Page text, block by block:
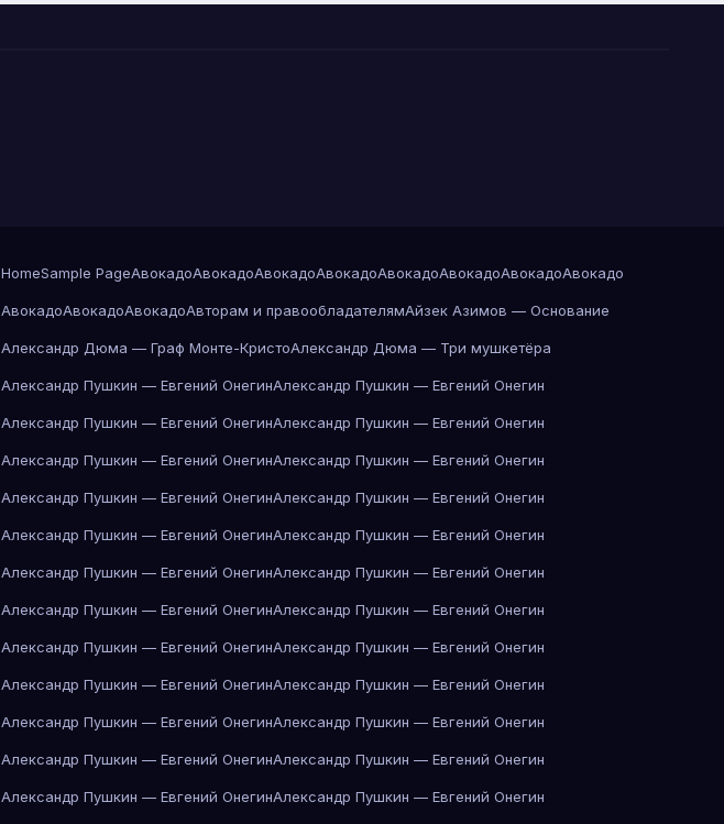
HomeSample PageАвокадоАвокадоАвокадоАвокадоАвокадоАвокадоАвокадоАвокадо
АвокадоАвокадоАвокадоАвторам и правообладателямАйзек Азимов — Основание
Александр Дюма — Граф Монте-КристоАлександр Дюма — Три мушкетёра
Александр Пушкин — Евгений ОнегинАлександр Пушкин — Евгений Онегин
Александр Пушкин — Евгений ОнегинАлександр Пушкин — Евгений Онегин
Александр Пушкин — Евгений ОнегинАлександр Пушкин — Евгений Онегин
Александр Пушкин — Евгений ОнегинАлександр Пушкин — Евгений Онегин
Александр Пушкин — Евгений ОнегинАлександр Пушкин — Евгений Онегин
Александр Пушкин — Евгений ОнегинАлександр Пушкин — Евгений Онегин
Александр Пушкин — Евгений ОнегинАлександр Пушкин — Евгений Онегин
Александр Пушкин — Евгений ОнегинАлександр Пушкин — Евгений Онегин
Александр Пушкин — Евгений ОнегинАлександр Пушкин — Евгений Онегин
Александр Пушкин — Евгений ОнегинАлександр Пушкин — Евгений Онегин
Александр Пушкин — Евгений ОнегинАлександр Пушкин — Евгений Онегин
Александр Пушкин — Евгений ОнегинАлександр Пушкин — Евгений Онегин